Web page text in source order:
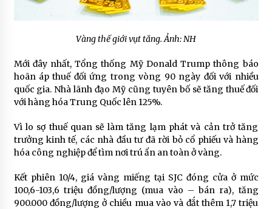
Vàng thế giới vụt tăng. Ảnh: NH
Mới đây nhất, Tổng thống Mỹ Donald Trump thông báo
hoãn áp thuế đối ứng trong vòng 90 ngày đối với nhiều
quốc gia. Nhà lãnh đạo Mỹ cũng tuyên bố sẽ tăng thuế đối
với hàng hóa Trung Quốc lên 125%.
Vì lo sợ thuế quan sẽ làm tăng lạm phát và cản trở tăng
trưởng kinh tế, các nhà đầu tư đã rời bỏ cổ phiếu và hàng
hóa công nghiệp để tìm nơi trú ẩn an toàn ở vàng.
Kết phiên 10/4, giá vàng miếng tại SJC đóng cửa ở mức
100,6-103,6 triệu đồng/lượng (mua vào – bán ra), tăng
900.000 đồng/lượng ở chiều mua vào và đắt thêm 1,7 triệu